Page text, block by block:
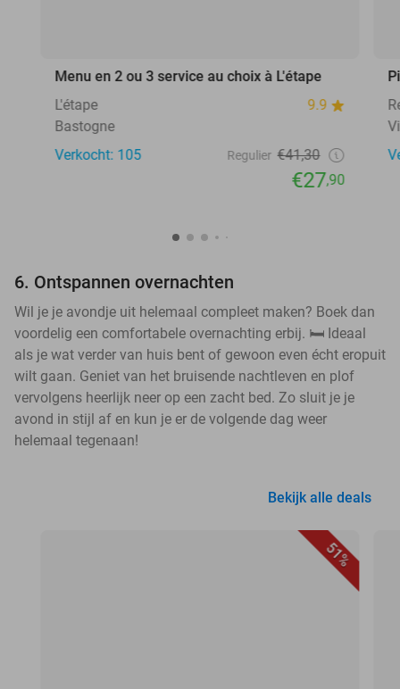
Menu en 2 ou 3 service au choix à L'étape
L'étape
9.9
Bastogne
Verkocht: 105
Regulier €41,30
€27,90
6. Ontspannen overnachten
Wil je je avondje uit helemaal compleet maken? Boek dan
voordelig een comfortabele overnachting erbij. 🛏️ Ideaal
als je wat verder van huis bent of gewoon even écht eropuit
wilt gaan. Geniet van het bruisende nachtleven en plof
vervolgens heerlijk neer op een zacht bed. Zo sluit je je
avond in stijl af en kun je er de volgende dag weer
helemaal tegenaan!
Bekijk alle deals
51%